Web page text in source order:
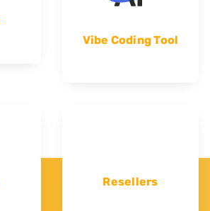
Vibe Coding Tool
Resellers